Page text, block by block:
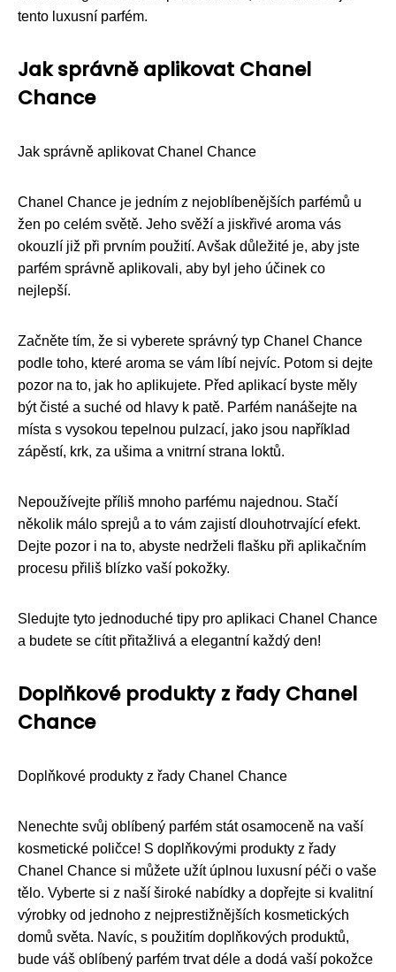
tento luxusní parfém.
Jak správně aplikovat Chanel
Chance
Jak správně aplikovat Chanel Chance
Chanel Chance je jedním z nejoblíbenějších parfémů u
žen po celém světě. Jeho svěží a jiskřivé aroma vás
okouzlí již při prvním použití. Avšak důležité je, aby jste
parfém správně aplikovali, aby byl jeho účinek co
nejlepší.
Začněte tím, že si vyberete správný typ Chanel Chance
podle toho, které aroma se vám líbí nejvíc. Potom si dejte
pozor na to, jak ho aplikujete. Před aplikací byste měly
být čisté a suché od hlavy k patě. Parfém nanášejte na
místa s vysokou tepelnou pulzací, jako jsou například
zápěstí, krk, za ušima a vnitrní strana loktů.
Nepoužívejte příliš mnoho parfému najednou. Stačí
několik málo sprejů a to vám zajistí dlouhotrvající efekt.
Dejte pozor i na to, abyste nedrželi flašku při aplikačním
procesu přiliš blízko vaší pokožky.
Sledujte tyto jednoduché tipy pro aplikaci Chanel Chance
a budete se cítit přitažlivá a elegantní každý den!
Doplňkové produkty z řady Chanel
Chance
Doplňkové produkty z řady Chanel Chance
Nenechte svůj oblíbený parfém stát osamoceně na vaší
kosmetické poličce! S doplňkovými produkty z řady
Chanel Chance si můžete užít úplnou luxusní péči o vaše
tělo. Vyberte si z naší široké nabídky a dopřejte si kvalitní
výrobky od jednoho z nejprestižnějších kosmetických
domů světa. Navíc, s použitím doplňkových produktů,
bude váš oblíbený parfém trvat déle a dodá vaší pokožce